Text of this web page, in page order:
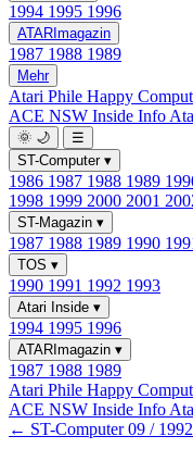
1994 1995 1996
ATARImagazin
1987 1988 1989
Mehr
Atari Phile Happy
ACE NSW Inside Info
🌞 🌙
☰
ST-Computer ▾
1986 1987 1988 1989
1998 1999 2000 2001
ST-Magazin ▾
1987 1988 1989 1990
TOS ▾
1990 1991 1992 1993
Atari Inside ▾
1994 1995 1996
ATARImagazin ▾
1987 1988 1989
Atari Phile Happy
ACE NSW Inside Info
← ST-Computer 09 / 1992